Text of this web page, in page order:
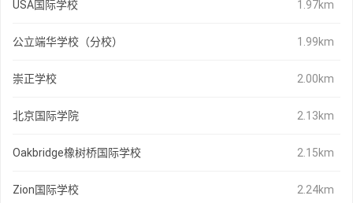
USA国际学校 1.97km
公立端华学校（分校） 1.99km
崇正学校 2.00km
北京国际学院 2.13km
Oakbridge橡树桥国际学校 2.15km
Zion国际学校 2.24km